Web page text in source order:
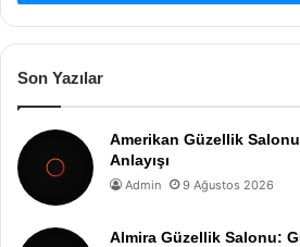
Son Yazılar
Amerikan Güzellik
Anlayışı
Admin 9 Ağustos 2026
Almira Güzellik Salonu: